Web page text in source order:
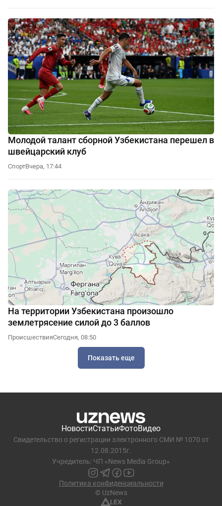
Молодой талант сборной Узбекистана перешел в
швейцарский клуб
СпортВчера, 17:44
На территории Узбекистана произошло
землетрясение силой до 3 баллов
ПроисшествияСегодня, 08:50
Показать еще
НовостиСтатьиФотоВидео
Свидетельство о регистрации электронного СМИ № 1070 от
12.08.2015г.
Учредитель: ЧП «News Media Group»
Политика конфиденциальности
© UzNews